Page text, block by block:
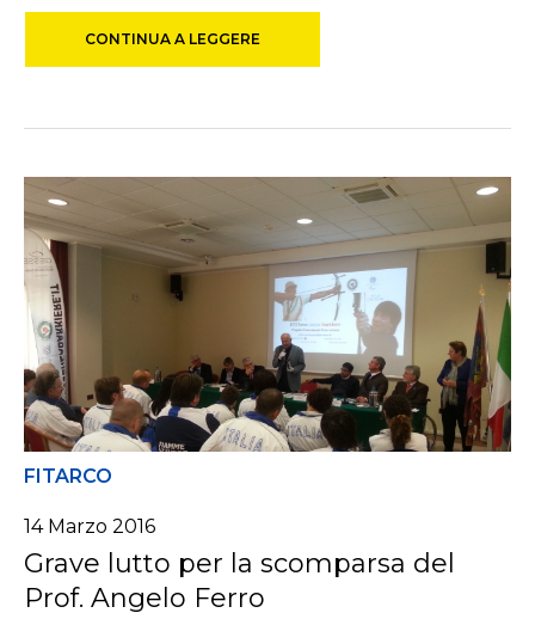
CONTINUA A LEGGERE
FITARCO
14 Marzo 2016
Grave lutto per la scomparsa del
Prof. Angelo Ferro